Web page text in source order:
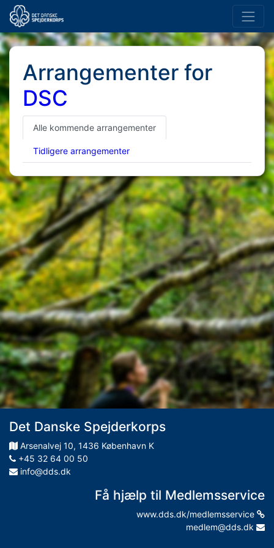
Arrangementer for
DSC
Alle kommende arrangementer
Tidligere arrangementer
Det Danske Spejderkorps
Arsenalvej 10, 1436 København K
+45 32 64 00 50
info@dds.dk
Få hjælp til Medlemsservice
www.dds.dk/medlemsservice
medlem@dds.dk